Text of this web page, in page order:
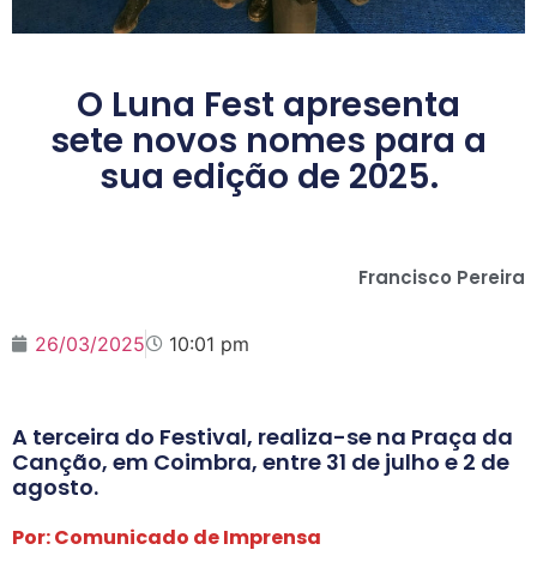
O Luna Fest apresenta
sete novos nomes para a
sua edição de 2025.
Francisco Pereira
26/03/2025 10:01 pm
A terceira do Festival, realiza-se na Praça da
Canção, em Coimbra, entre 31 de julho e 2 de
agosto.
Por: Comunicado de Imprensa